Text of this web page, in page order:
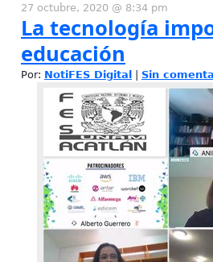
27 octubre, 2020 @ 8:34 pm
La tecnología
educación
Por: NotiFES Digital Sin